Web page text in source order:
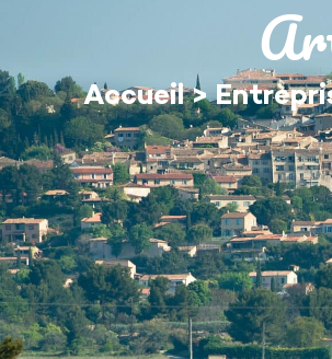
MON
Accueil>